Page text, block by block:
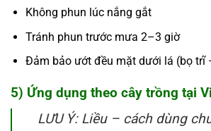
Không phun lúc nắng gắt
Tránh phun trước mưa 2–3 giờ
Đảm bảo ướt đều mặt dưới lá (bọ trĩ
5) Ứng dụng theo cây trồng tại
LƯU Ý: Liều – cách dùng